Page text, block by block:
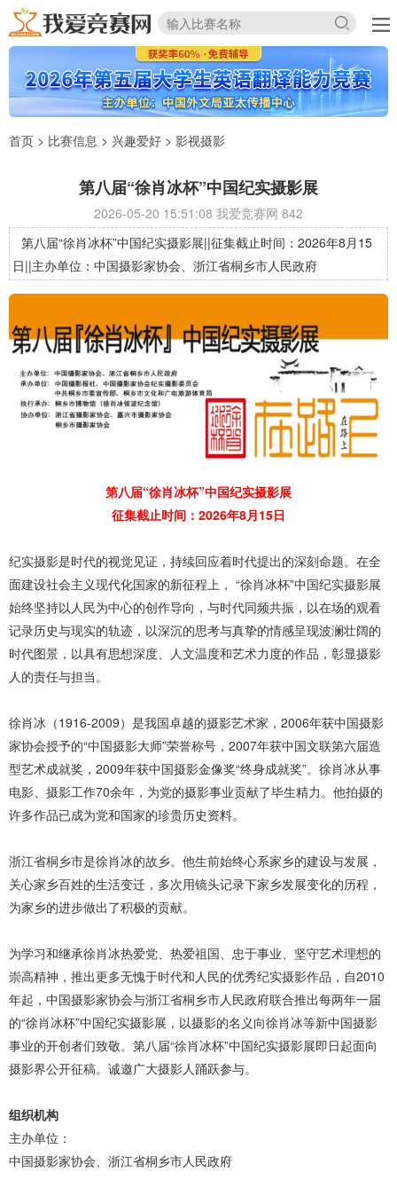
首页 > 比赛信息 > 兴趣爱好 > 影视摄影
第八届“徐肖冰杯”中国纪实摄影展
2026-05-20 15:51:08 我爱竞赛网 842
第八届“徐肖冰杯”中国纪实摄影展||征集截止时间：2026年8月15
日||主办单位：中国摄影家协会、浙江省桐乡市人民政府
第八届“徐肖冰杯”中国纪实摄影展
征集截止时间：2026年8月15日
纪实摄影是时代的视觉见证，持续回应着时代提出的深刻命题。在全
面建设社会主义现代化国家的新征程上， “徐肖冰杯”中国纪实摄影展
始终坚持以人民为中心的创作导向，与时代同频共振，以在场的观看
记录历史与现实的轨迹，以深沉的思考与真挚的情感呈现波澜壮阔的
时代图景，以具有思想深度、人文温度和艺术力度的作品，彰显摄影
人的责任与担当。
徐肖冰（1916-2009）是我国卓越的摄影艺术家，2006年获中国摄影
家协会授予的“中国摄影大师”荣誉称号，2007年获中国文联第六届造
型艺术成就奖，2009年获中国摄影金像奖“终身成就奖”。徐肖冰从事
电影、摄影工作70余年，为党的摄影事业贡献了毕生精力。他拍摄的
许多作品已成为党和国家的珍贵历史资料。
浙江省桐乡市是徐肖冰的故乡。他生前始终心系家乡的建设与发展，
关心家乡百姓的生活变迁，多次用镜头记录下家乡发展变化的历程，
为家乡的进步做出了积极的贡献。
为学习和继承徐肖冰热爱党、热爱祖国、忠于事业、坚守艺术理想的
崇高精神，推出更多无愧于时代和人民的优秀纪实摄影作品，自2010
年起，中国摄影家协会与浙江省桐乡市人民政府联合推出每两年一届
的“徐肖冰杯”中国纪实摄影展，以摄影的名义向徐肖冰等新中国摄影
事业的开创者们致敬。第八届“徐肖冰杯”中国纪实摄影展即日起面向
摄影界公开征稿。诚邀广大摄影人踊跃参与。
组织机构
主办单位：
中国摄影家协会、浙江省桐乡市人民政府